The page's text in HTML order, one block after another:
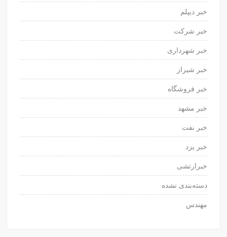
خبر دیپلم
خبر شرکت
خبر شهرداری
خبر شیراز
خبر فروشگاه
خبر مشهد
خبر نفت
خبر یزد
خبرارتشی
دسته‌بندی نشده
مهندس